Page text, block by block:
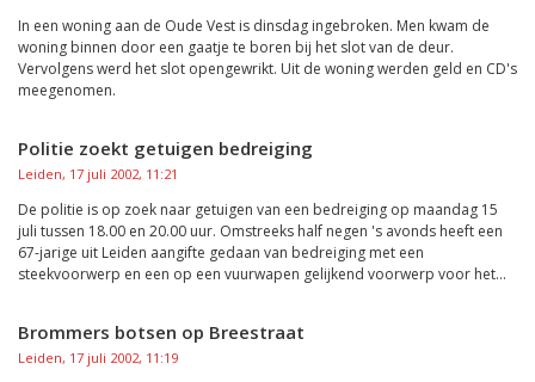
In een woning aan de Oude Vest is dinsdag ingebroken. Men kwam de
woning binnen door een gaatje te boren bij het slot van de deur.
Vervolgens werd het slot opengewrikt. Uit de woning werden geld en CD's
meegenomen.
Politie zoekt getuigen bedreiging
Leiden, 17 juli 2002, 11:21
De politie is op zoek naar getuigen van een bedreiging op maandag 15
juli tussen 18.00 en 20.00 uur. Omstreeks half negen 's avonds heeft een
67-jarige uit Leiden aangifte gedaan van bedreiging met een
steekvoorwerp en een op een vuurwapen gelijkend voorwerp voor het...
Brommers botsen op Breestraat
Leiden, 17 juli 2002, 11:19